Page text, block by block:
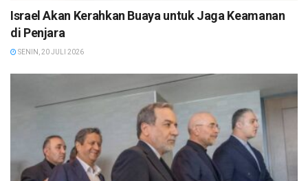
Israel Akan Kerahkan Buaya untuk Jaga Keamanan
di Penjara
SENIN, 20 JULI 2026